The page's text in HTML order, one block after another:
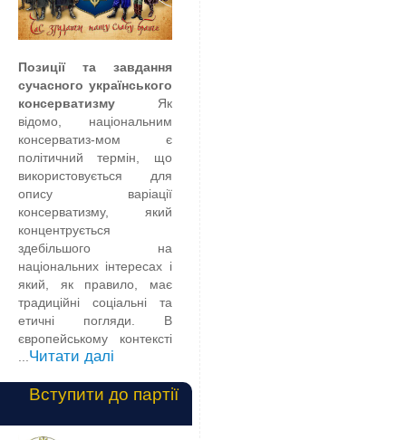
Позиції та завдання
сучасного українського
консерватизму Як
відомо, національним
консерватиз-мом є
політичний термін, що
використовується для
опису варіації
консерватизму, який
концентрується
здебільшого на
національних інтересах і
який, як правило, має
традиційні соціальні та
етичні погляди. В
європейському контексті
...Читати далі
Вступити до партії